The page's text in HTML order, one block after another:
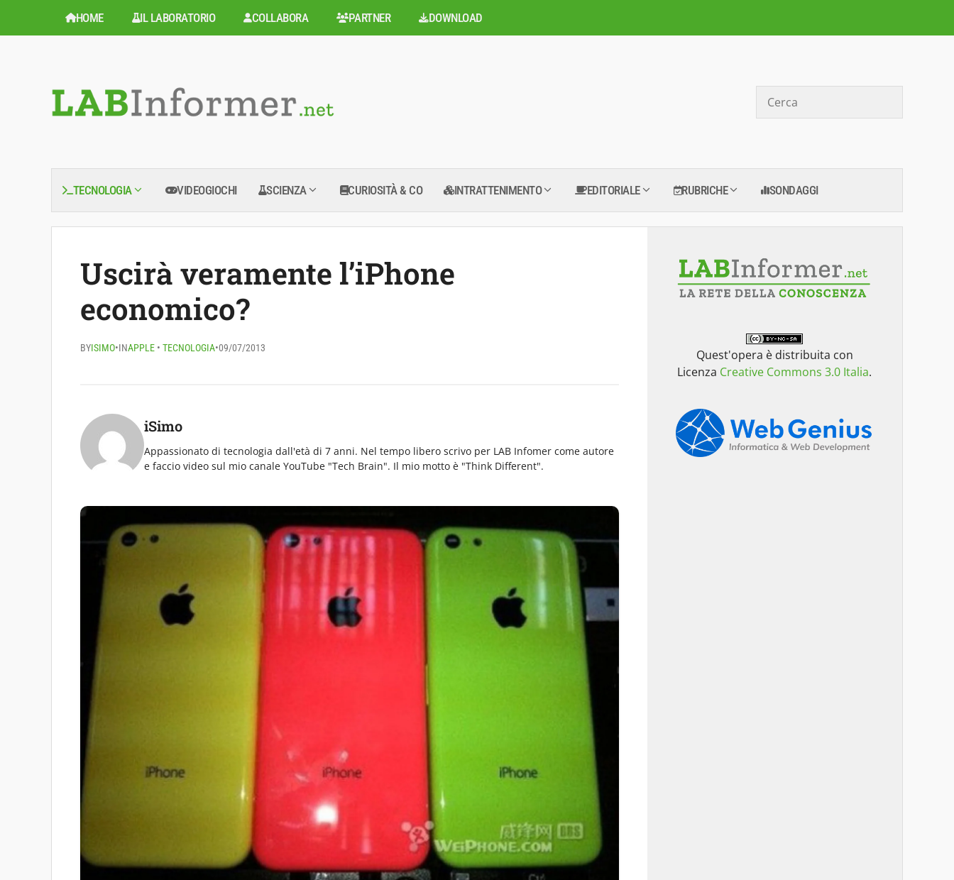
HOME IL LABORATORIO COLLABORA PARTNER DOWNLOAD
TECNOLOGIA VIDEOGIOCHI SCIENZA CURIOSITÀ & CO INTRATTENIMENTO EDITORIALE RUBRICHE SONDAGGI
Uscirà veramente l’iPhone
economico?
BYISIMO•INAPPLE • TECNOLOGIA•09/07/2013
iSimo
Appassionato di tecnologia dall'età di 7 anni. Nel tempo libero scrivo per LAB Infomer come autore
e faccio video sul mio canale YouTube "Tech Brain". Il mio motto è "Think Different".
Quest'opera è distribuita con
Licenza Creative Commons 3.0 Italia.